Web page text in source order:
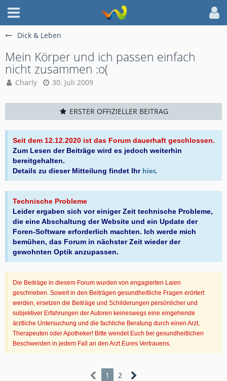
Dick & Leben
Mein Körper und ich passen einfach
nicht zusammen :o(
Charly 30. Juli 2009
ERSTER OFFIZIELLER BEITRAG
Seit dem 12.12.2020 ist das Forum dauerhaft geschlossen.
Zum Lesen der Beiträge wird es jedoch weiterhin
bereitgehalten.
Details zu dieser Mitteilung findet Ihr hier.
Technische Probleme
Leider ergaben sich vor einiger Zeit technische Probleme,
die eine Abschaltung der Website und ein Update der
Foren-Software erforderlich machten. Ich werde mich
bemühen, das Forum in nächster Zeit wieder der
gewohnten Optik anzupassen.
Die Beiträge in diesem Forum wurden von engagierten Laien
geschrieben. Soweit in den Beiträgen gesundheitliche Fragen erörtert
werden, ersetzen die Beiträge und Schilderungen persönlicher und
subjektiver Erfahrungen der Autoren keineswegs eine eingehende
ärztliche Untersuchung und die fachliche Beratung durch einen Arzt,
Therapeuten oder Apotheker! Bitte wendet Euch bei gesundheitlichen
Beschwerden in jedem Fall an den Arzt Eures Vertrauens.
1 2